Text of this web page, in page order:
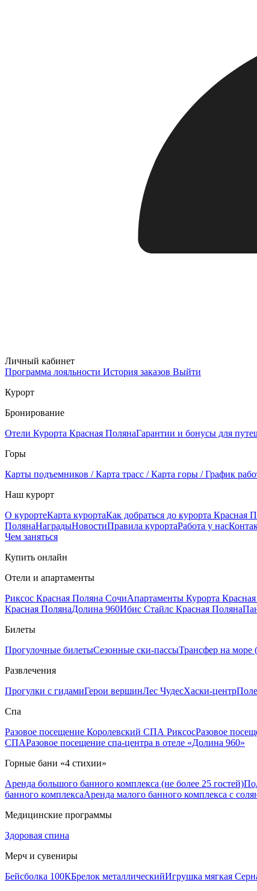
Личный кабинет
Программа лояльности История заказов Выйти
Курорт
Бронирование
Отели Курорта Красная ПолянаГарантии и бонусы для
Горы
Карты подъемников / Карта трасс / Карта горы / График
Наш курорт
О курортеКарта курортаКак добраться до курорта Красная
ПолянаНаградыНовостиПравила курортаРабота у нас
Чем заняться
Купить онлайн
Отели и апартаменты
Риксос Красная Поляна СочиАпартаменты Курорта
Красная ПолянаДолина 960Ибис Стайлс Красная Поляна
Билеты
Прогулочные билетыСезонные ски-пассыТрансфер на море
Развлечения
Прогулки с гидамиГерои вершинЛес ЧудесХаски-центр
Спа
Разовое посещение Королевский СПА РиксосРазовое
СПАРазовое посещение спа-центра в отеле «Долина 960»
Горные бани «4 стихии»
Аренда большого банного комплекса (не более 25 гостей)
банного комплексаАренда малого банного комплекса с
Медицинские программы
Здоровая спина
Мерч и сувениры
Бейсболка 100КБрелок металлическийИгрушка мягкая